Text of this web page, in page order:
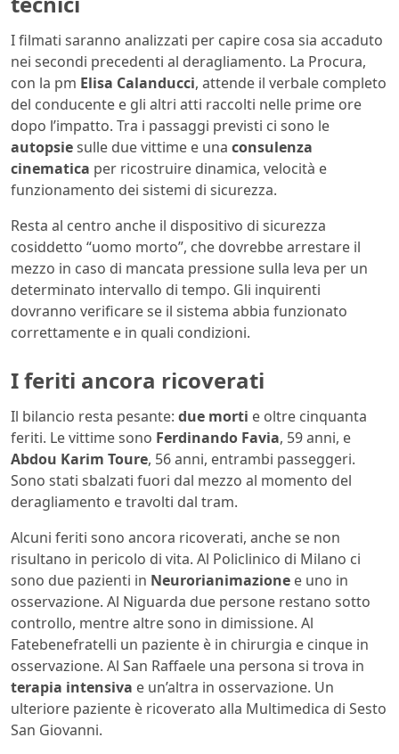
I filmati saranno analizzati per capire cosa sia accaduto
nei secondi precedenti al deragliamento. La Procura,
con la pm Elisa Calanducci, attende il verbale completo
del conducente e gli altri atti raccolti nelle prime ore
dopo l’impatto. Tra i passaggi previsti ci sono le
autopsiesulle due vittime e una consulenza
cinematica per ricostruire dinamica, velocità e
funzionamento dei sistemi di sicurezza.
Resta al centro anche il dispositivo di sicurezza
cosiddetto “uomo morto”, che dovrebbe arrestare il
mezzo in caso di mancata pressione sulla leva per un
determinato intervallo di tempo. Gli inquirenti
dovranno verificare se il sistema abbia funzionato
correttamente e in quali condizioni.
I feriti ancora ricoverati
Il bilancio resta pesante: due morti e oltre cinquanta
feriti. Le vittime sono Ferdinando Favia, 59 anni, e
Abdou Karim Toure, 56 anni, entrambi passeggeri.
Sono stati sbalzati fuori dal mezzo al momento del
deragliamento e travolti dal tram.
Alcuni feriti sono ancora ricoverati, anche se non
risultano in pericolo di vita. Al Policlinico di Milano ci
sono due pazienti in Neurorianimazione e uno in
osservazione. Al Niguarda due persone restano sotto
controllo, mentre altre sono in dimissione. Al
Fatebenefratelli un paziente è in chirurgia e cinque in
osservazione. Al San Raffaele una persona si trova in
terapia intensiva e un’altra in osservazione. Un
ulteriore paziente è ricoverato alla Multimedica di Sesto
San Giovanni.